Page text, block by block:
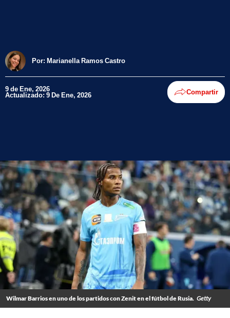
Por: Marianella Ramos Castro
9 de Ene, 2026
Actualizado: 9 De Ene, 2026 Compartir
Wilmar Barrios en uno de los partidos con Zenit en el fútbol de Rusia. Getty